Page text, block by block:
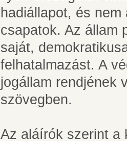
hadiállapot, és
csapatok. Az állam
saját,
felhatalmazást. A
jogállam rendjének
szövegben.
Az aláírók szerint a